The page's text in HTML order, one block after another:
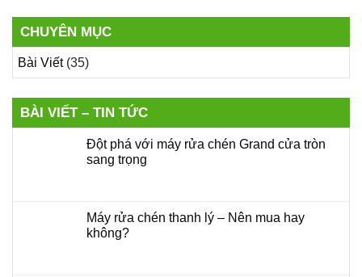
CHUYÊN MỤC
Bài Viết(35)
BÀI VIẾT – TIN TỨC
Đột phá với máy rửa chén Grand cửa tròn
sang trọng
Máy rửa chén thanh lý – Nên mua hay
không?